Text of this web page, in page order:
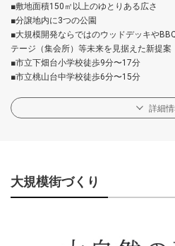
■敷地面積150㎡以上のゆとりある広さ
■分譲地内に3つの公園
■大規模開発ならではのウッドデッキや
テージ（集会所）等未来を見据えた新提案
■市立下畑台小学校徒歩9分〜17分
■市立桃山台中学校徒歩6分〜15分
詳細
⼤規模街づくり